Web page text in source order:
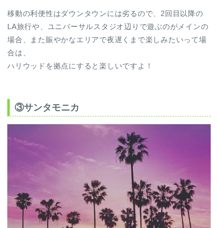
移動の利便性はダウンタウンには劣るので、2回目以降の
LA旅行や、ユニバーサルスタジオ辺りで遊ぶのがメインの
場合、また賑やかなエリアで夜遅くまで楽しみたいって場
合は、
ハリウッドを拠点にすると楽しいですよ！
③サンタモニカ